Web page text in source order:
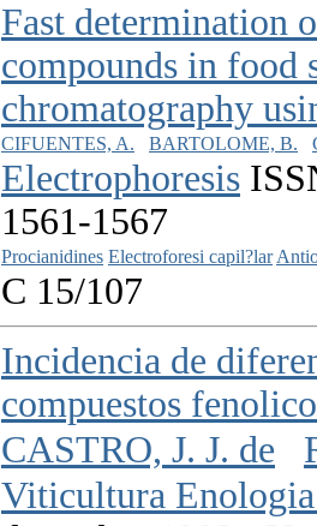
Fast determination
compounds in food
chromatography
CIFUENTES, A. BARTOLOME, B.
Electrophoresis
1561-1567
Procianidines Electroforesi capil?lar
C 15/107
Incidencia de
compuestos
CASTRO, J. J. de
Viticultura